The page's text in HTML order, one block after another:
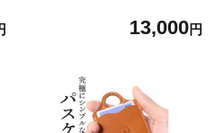
13,000円